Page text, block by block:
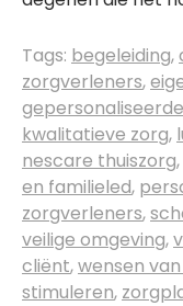
Tags: begeleiding,
zorgverleners,
kwalitatieve zorg,
nescare thuiszorg,
en familieled,
zorgverleners,
veilige omgeving,
cliënt,wensen
stimuleren,